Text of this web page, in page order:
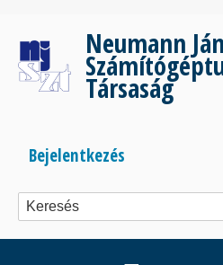
tartalomra
Neumann
Társaság
Bejelentkezés
menüje
Bejelentkezés